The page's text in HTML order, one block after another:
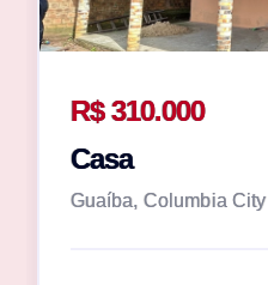
R$ 310.000
Casa
Guaíba, Columbia City